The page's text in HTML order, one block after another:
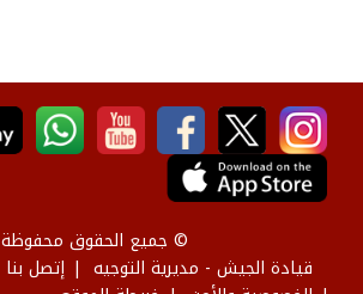
© جميع الحقوق محفوظة
قيادة الجيش - مديرية التوجيه
إتصل بنا